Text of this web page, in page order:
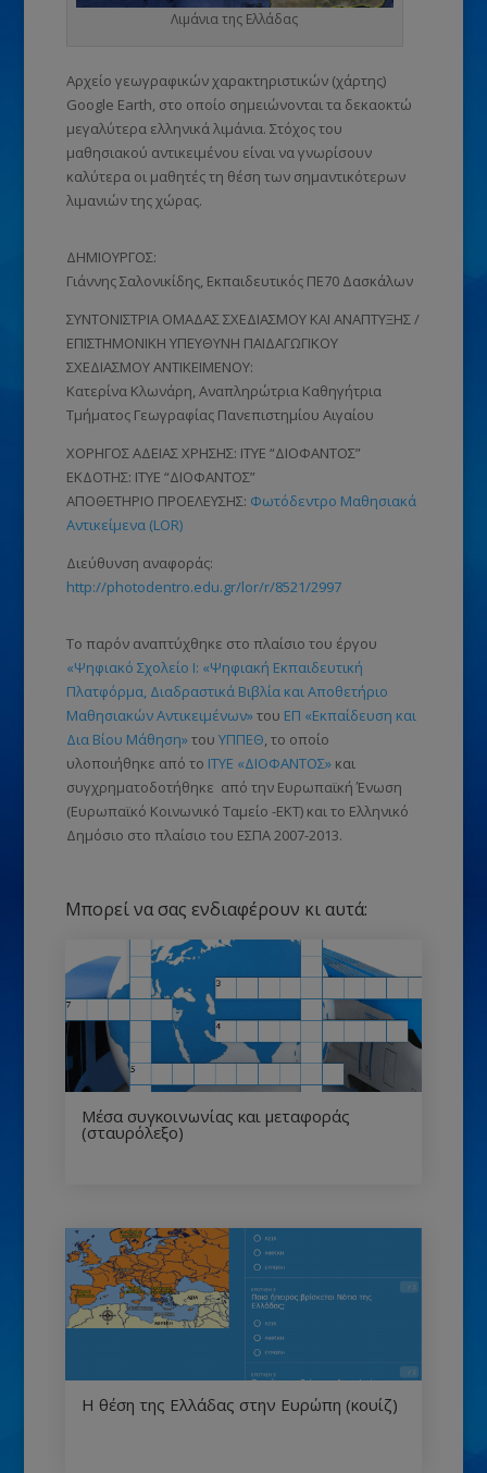
Λιμάνια της Ελλάδας
Αρχείο γεωγραφικών χαρακτηριστικών (χάρτης)
Google Earth, στο οποίο σημειώνονται τα δεκαοκτώ
μεγαλύτερα ελληνικά λιμάνια. Στόχος του
μαθησιακού αντικειμένου είναι να γνωρίσουν
καλύτερα οι μαθητές τη θέση των σημαντικότερων
λιμανιών της χώρας.
ΔΗΜΙΟΥΡΓΟΣ:
Γιάννης Σαλονικίδης, Εκπαιδευτικός ΠΕ70 Δασκάλων
ΣΥΝΤΟΝΙΣΤΡΙΑ ΟΜΑΔΑΣ ΣΧΕΔΙΑΣΜΟΥ ΚΑΙ ΑΝΑΠΤΥΞΗΣ /
ΕΠΙΣΤΗΜΟΝΙΚΗ ΥΠΕΥΘΥΝΗ ΠΑΙΔΑΓΩΓΙΚΟΥ
ΣΧΕΔΙΑΣΜΟΥ ΑΝΤΙΚΕΙΜΕΝΟΥ:
Κατερίνα Κλωνάρη, Αναπληρώτρια Καθηγήτρια
Τμήματος Γεωγραφίας Πανεπιστημίου Αιγαίου
ΧΟΡΗΓΟΣ ΑΔΕΙΑΣ ΧΡΗΣΗΣ: ΙΤΥΕ “ΔΙΟΦΑΝΤΟΣ”
ΕΚΔΟΤΗΣ: ΙΤΥΕ “ΔΙΟΦΑΝΤΟΣ”
ΑΠΟΘΕΤΗΡΙΟ ΠΡΟΕΛΕΥΣΗΣ: Φωτόδεντρο Μαθησιακά
Αντικείμενα (LOR)
Διεύθυνση αναφοράς:
http://photodentro.edu.gr/lor/r/8521/2997
Το παρόν αναπτύχθηκε στο πλαίσιο του έργου
«Ψηφιακό Σχολείο Ι: «Ψηφιακή Εκπαιδευτική
Πλατφόρμα, Διαδραστικά Βιβλία και Αποθετήριο
Μαθησιακών Αντικειμένων»του ΕΠ «Εκπαίδευση και
Δια Βίου Μάθηση»του ΥΠΠΕΘ, το οποίο
υλοποιήθηκε από το ΙΤΥΕ «ΔΙΟΦΑΝΤΟΣ»και
συγχρηματοδοτήθηκε από την Ευρωπαϊκή Ένωση
(Ευρωπαϊκό Κοινωνικό Ταμείο -ΕΚΤ)και το Ελληνικό
Δημόσιο στο πλαίσιο του ΕΣΠΑ 2007-2013.
Μπορεί να σας ενδιαφέρουν κι αυτά:
Μέσα συγκοινωνίας και μεταφοράς
(σταυρόλεξο)
Η θέση της Ελλάδας στην Ευρώπη (κουίζ)